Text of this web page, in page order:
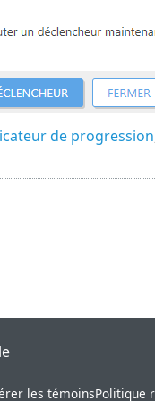
de progression
les témoinsPolitique